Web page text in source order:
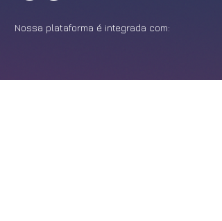
Nossa plataforma é integrada com: